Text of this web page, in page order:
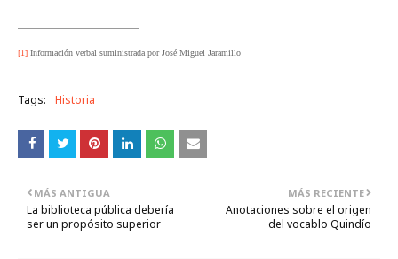
[1] Información verbal suministrada por José Miguel Jaramillo
Tags: Historia
MÁS RECIENTE
Anotaciones sobre el origen
del vocablo Quindío
MÁS ANTIGUA
La biblioteca pública debería
ser un propósito superior